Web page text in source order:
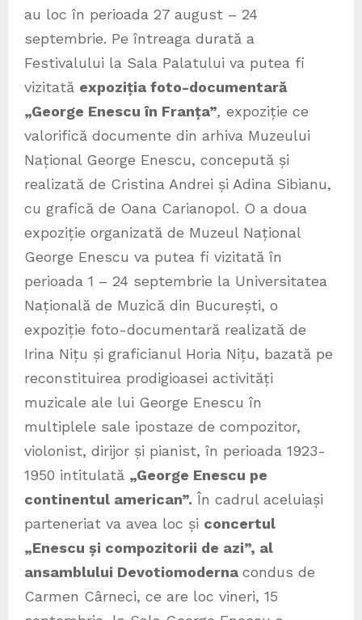
au loc în perioada 27 august – 24
septembrie. Pe întreaga durată a
Festivalului la Sala Palatului va putea fi
vizitată expoziția foto-documentară
„George Enescu în Franța”, expoziție ce
valorifică documente din arhiva Muzeului
Național George Enescu, concepută și
realizată de Cristina Andrei și Adina Sibianu,
cu grafică de Oana Carianopol. O a doua
expoziție organizată de Muzeul Național
George Enescu va putea fi vizitată în
perioada 1 – 24 septembrie la Universitatea
Națională de Muzică din București, o
expoziție foto-documentară realizată de
Irina Nițu și graficianul Horia Nițu, bazată pe
reconstituirea prodigioasei activități
muzicale ale lui George Enescu în
multiplele sale ipostaze de compozitor,
violonist, dirijor și pianist, în perioada 1923-
1950 intitulată „George Enescu pe
continentul american”. În cadrul aceluiași
parteneriat va avea loc și concertul
„Enescu și compozitorii de azi”, al
ansamblului Devotiomoderna condus de
Carmen Cârneci, ce are loc vineri, 15